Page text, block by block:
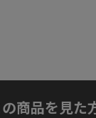
の商品を見た